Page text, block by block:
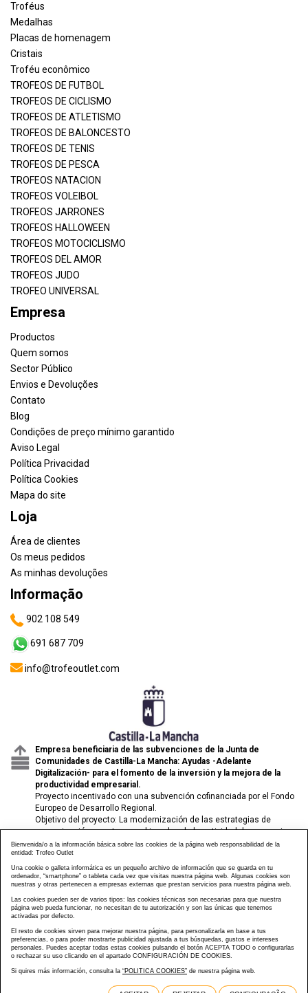
Troféus
Medalhas
Placas de homenagem
Cristais
Troféu econômico
TROFEOS DE FUTBOL
TROFEOS DE CICLISMO
TROFEOS DE ATLETISMO
TROFEOS DE BALONCESTO
TROFEOS DE TENIS
TROFEOS DE PESCA
TROFEOS NATACION
TROFEOS VOLEIBOL
TROFEOS JARRONES
TROFEOS HALLOWEEN
TROFEOS MOTOCICLISMO
TROFEOS DEL AMOR
TROFEOS JUDO
TROFEO UNIVERSAL
Empresa
Productos
Quem somos
Sector Público
Envios e Devoluções
Contato
Blog
Condições de preço mínimo garantido
Aviso Legal
Política Privacidad
Política Cookies
Mapa do site
Loja
Área de clientes
Os meus pedidos
As minhas devoluções
Informação
902 108 549
691 687 709
info@trofeoutlet.com
Empresa beneficiaria de las subvenciones de la Junta de
Comunidades de Castilla-La Mancha: Ayudas -Adelante
Digitalización- para el fomento de la inversión y la mejora de la
productividad empresarial.
Proyecto incentivado con una subvención cofinanciada por el Fondo
Europeo de Desarrollo Regional.
Objetivo del proyecto: La modernización de las estrategias de
comunicación y venta para el impulso de la actividad de comercio
electrónico de las pymes.
Design e Desenvolvimento Web Im3diA Comunicación
Bienvenida/o a la información básica sobre las cookies de la página web responsabilidad de la
entidad: Trofeo Outlet
Una cookie o galleta informática es un pequeño archivo de información que se guarda en tu
ordenador, “smartphone” o tableta cada vez que visitas nuestra página web. Algunas cookies son
nuestras y otras pertenecen a empresas externas que prestan servicios para nuestra página web.
Las cookies pueden ser de varios tipos: las cookies técnicas son necesarias para que nuestra
página web pueda funcionar, no necesitan de tu autorización y son las únicas que tenemos
activadas por defecto.
El resto de cookies sirven para mejorar nuestra página, para personalizarla en base a tus
preferencias, o para poder mostrarte publicidad ajustada a tus búsquedas, gustos e intereses
personales. Puedes aceptar todas estas cookies pulsando el botón ACEPTA TODO o configurarlas
o rechazar su uso clicando en el apartado CONFIGURACIÓN DE COOKIES.
Si quires más información, consulta la “POLITICA COOKIES” de nuestra página web.